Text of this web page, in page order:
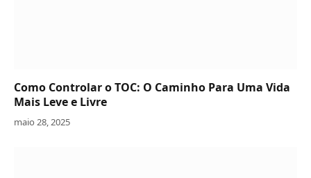
Como Controlar o TOC: O Caminho Para Uma Vida
Mais Leve e Livre
maio 28, 2025